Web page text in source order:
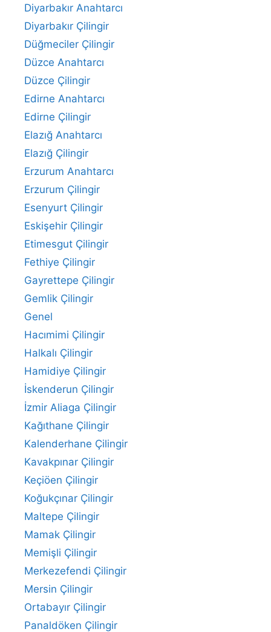
Diyarbakır Anahtarcı
Diyarbakır Çilingir
Düğmeciler Çilingir
Düzce Anahtarcı
Düzce Çilingir
Edirne Anahtarcı
Edirne Çilingir
Elazığ Anahtarcı
Elazığ Çilingir
Erzurum Anahtarcı
Erzurum Çilingir
Esenyurt Çilingir
Eskişehir Çilingir
Etimesgut Çilingir
Fethiye Çilingir
Gayrettepe Çilingir
Gemlik Çilingir
Genel
Hacımimi Çilingir
Halkalı Çilingir
Hamidiye Çilingir
İskenderun Çilingir
İzmir Aliaga Çilingir
Kağıthane Çilingir
Kalenderhane Çilingir
Kavakpınar Çilingir
Keçiöen Çilingir
Koğukçınar Çilingir
Maltepe Çilingir
Mamak Çilingir
Memişli Çilingir
Merkezefendi Çilingir
Mersin Çilingir
Ortabayır Çilingir
Panaldöken Çilingir